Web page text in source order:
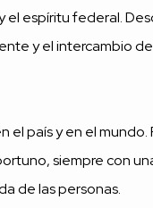
el espíritu federal.
y el intercambio de
el país y en el
siempre con
de las personas.